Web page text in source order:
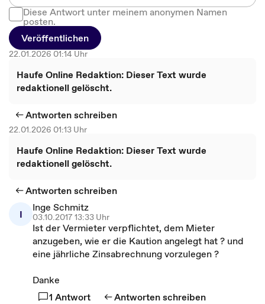
Diese Antwort unter meinem anonymen Namen
posten.
Veröffentlichen
22.01.2026 01:14 Uhr
Haufe Online Redaktion: Dieser Text wurde
redaktionell gelöscht.
Antworten schreiben
22.01.2026 01:13 Uhr
Haufe Online Redaktion: Dieser Text wurde
redaktionell gelöscht.
Antworten schreiben
I
Inge Schmitz
03.10.2017 13:33 Uhr
Ist der Vermieter verpflichtet, dem Mieter
anzugeben, wie er die Kaution angelegt hat ? und
eine jährliche Zinsabrechnung vorzulegen ?
Danke
1 Antwort
Antworten schreiben